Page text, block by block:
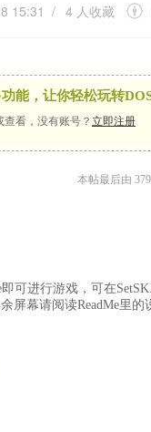
15:31 / 4 人收藏
能，让你轻松玩转
查看，没有账号？ 立即注册
本帖最后由
可进行游戏，可在
屏幕请阅读ReadMe里的